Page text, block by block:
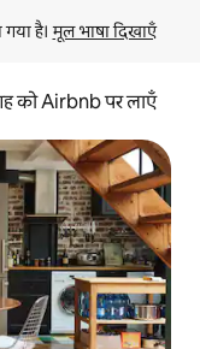
है। मूल भाषा दिखाएँ
को Airbnb पर लाएँ